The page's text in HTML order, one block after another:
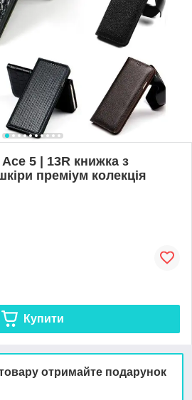
5 | 13R книжка з
преміум колекція
Купити
отримайте подарунок